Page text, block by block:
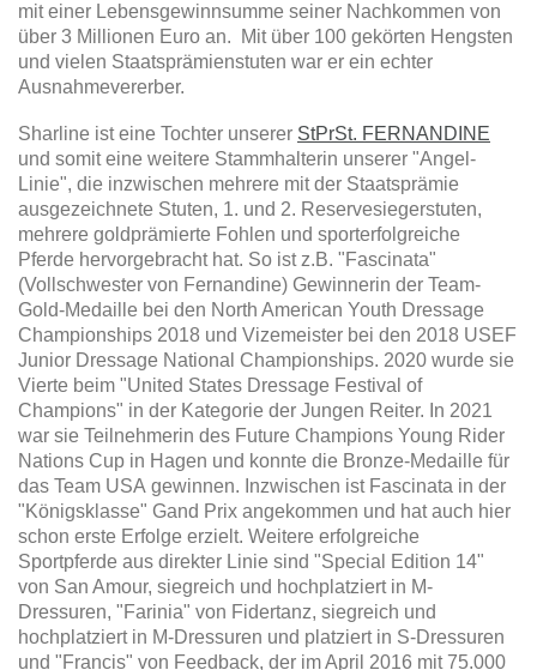
mit einer Lebensgewinnsumme seiner Nachkommen von
über 3 Millionen Euro an. Mit über 100 gekörten Hengsten
und vielen Staatsprämienstuten war er ein echter
Ausnahmevererber.
Sharline ist eine Tochter unserer StPrSt. FERNANDINE
und somit eine weitere Stammhalterin unserer "Angel-
Linie", die inzwischen mehrere mit der Staatsprämie
ausgezeichnete Stuten, 1. und 2. Reservesiegerstuten,
mehrere goldprämierte Fohlen und sporterfolgreiche
Pferde hervorgebracht hat. So ist z.B. "Fascinata"
(Vollschwester von Fernandine) Gewinnerin der Team-
Gold-Medaille bei den North American Youth Dressage
Championships 2018 und Vizemeister bei den 2018 USEF
Junior Dressage National Championships. 2020 wurde sie
Vierte beim "United States Dressage Festival of
Champions" in der Kategorie der Jungen Reiter. In 2021
war sie Teilnehmerin des Future Champions Young Rider
Nations Cup in Hagen und konnte die Bronze-Medaille für
das Team USA gewinnen. Inzwischen ist Fascinata in der
"Königsklasse" Gand Prix angekommen und hat auch hier
schon erste Erfolge erzielt. Weitere erfolgreiche
Sportpferde aus direkter Linie sind "Special Edition 14"
von San Amour, siegreich und hochplatziert in M-
Dressuren, "Farinia" von Fidertanz, siegreich und
hochplatziert in M-Dressuren und platziert in S-Dressuren
und "Francis" von Feedback, der im April 2016 mit 75.000